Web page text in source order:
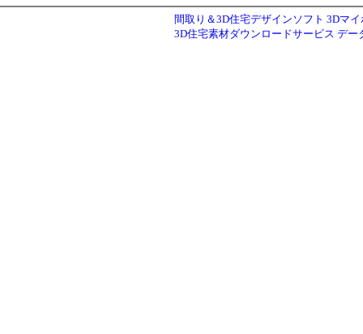
間取り＆3D住宅デザインソフト 3Dマ
3D住宅素材ダウンロードサービス デー